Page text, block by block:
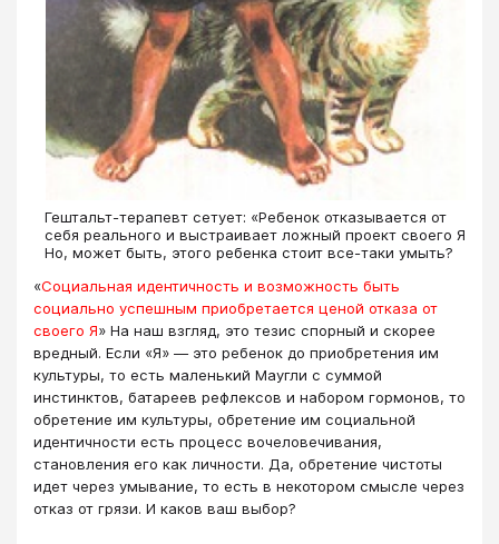
Гештальт-терапевт сетует: «Ребенок отказывается от
себя реального и выстраивает ложный проект своего Я».
Но, может быть, этого ребенка стоит все-таки умыть?
«Социальная идентичность и возможность быть
социально успешным приобретается ценой отказа от
своего Я» На наш взгляд, это тезис спорный и скорее
вредный. Если «Я» — это ребенок до приобретения им
культуры, то есть маленький Маугли с суммой
инстинктов, батареев рефлексов и набором гормонов, то
обретение им культуры, обретение им социальной
идентичности есть процесс вочеловечивания,
становления его как личности. Да, обретение чистоты
идет через умывание, то есть в некотором смысле через
отказ от грязи. И каков ваш выбор?